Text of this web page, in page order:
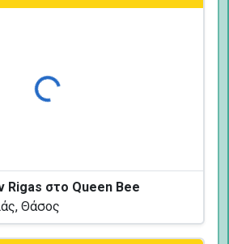
Φόρτωση...
Rigas στο Queen Bee
Θάσος